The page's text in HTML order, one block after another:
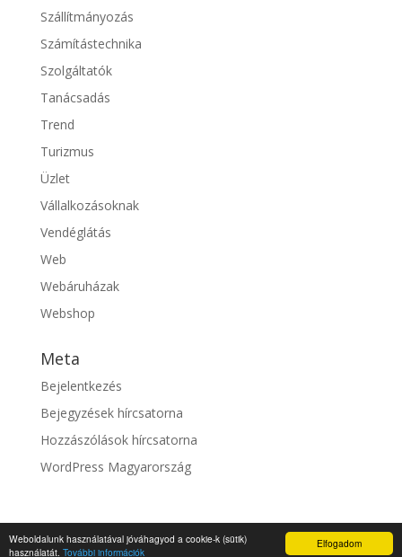
Elfogadom
Weboldalunk használatával jóváhagyod a cookie-k (sütik)
használatát. További információk
Szállítmányozás
Számítástechnika
Szolgáltatók
Tanácsadás
Trend
Turizmus
Üzlet
Vállalkozásoknak
Vendéglátás
Web
Webáruházak
Webshop
Meta
Bejelentkezés
Bejegyzések hírcsatorna
Hozzászólások hírcsatorna
WordPress Magyarország
© fixszolgaltato.hu |Impresszum